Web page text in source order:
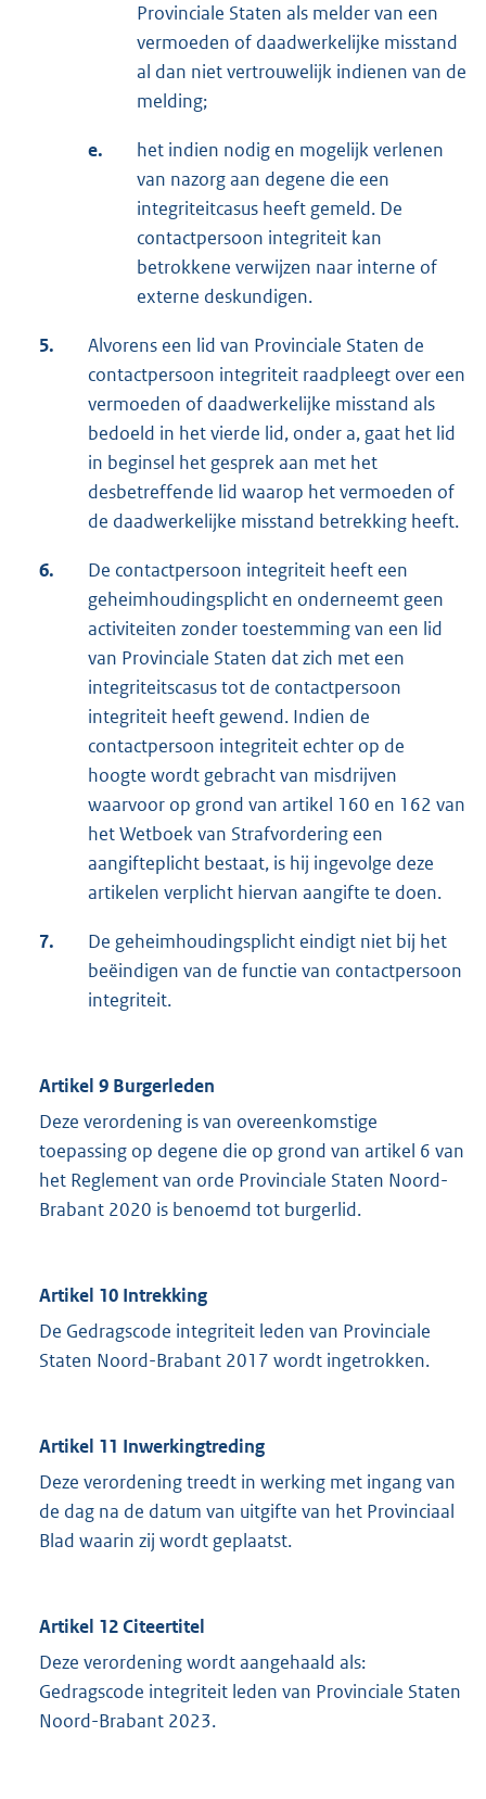
Provinciale Staten als melder van een
vermoeden of daadwerkelijke misstand
al dan niet vertrouwelijk indienen van de
melding;
e.
het indien nodig en mogelijk verlenen
van nazorg aan degene die een
integriteitcasus heeft gemeld. De
contactpersoon integriteit kan
betrokkene verwijzen naar interne of
externe deskundigen.
5.
Alvorens een lid van Provinciale Staten de
contactpersoon integriteit raadpleegt over een
vermoeden of daadwerkelijke misstand als
bedoeld in het vierde lid, onder a, gaat het lid
in beginsel het gesprek aan met het
desbetreffende lid waarop het vermoeden of
de daadwerkelijke misstand betrekking heeft.
6.
De contactpersoon integriteit heeft een
geheimhoudingsplicht en onderneemt geen
activiteiten zonder toestemming van een lid
van Provinciale Staten dat zich met een
integriteitscasus tot de contactpersoon
integriteit heeft gewend. Indien de
contactpersoon integriteit echter op de
hoogte wordt gebracht van misdrijven
waarvoor op grond van artikel 160 en 162 van
het Wetboek van Strafvordering een
aangifteplicht bestaat, is hij ingevolge deze
artikelen verplicht hiervan aangifte te doen.
7.
De geheimhoudingsplicht eindigt niet bij het
beëindigen van de functie van contactpersoon
integriteit.
Artikel 9 Burgerleden
Deze verordening is van overeenkomstige
toepassing op degene die op grond van artikel 6 van
het Reglement van orde Provinciale Staten Noord-
Brabant 2020 is benoemd tot burgerlid.
Artikel 10 Intrekking
De Gedragscode integriteit leden van Provinciale
Staten Noord-Brabant 2017 wordt ingetrokken.
Artikel 11 Inwerkingtreding
Deze verordening treedt in werking met ingang van
de dag na de datum van uitgifte van het Provinciaal
Blad waarin zij wordt geplaatst.
Artikel 12 Citeertitel
Deze verordening wordt aangehaald als:
Gedragscode integriteit leden van Provinciale Staten
Noord-Brabant 2023.